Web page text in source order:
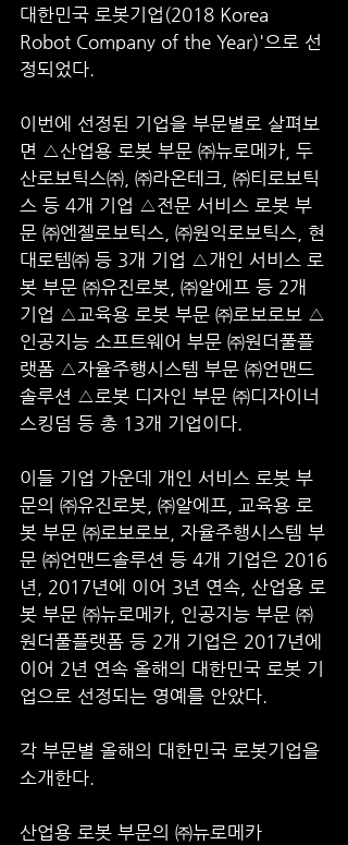
대한민국 로봇기업(2018 Korea
Robot Company of the Year)'으로 선
정되었다.
이번에 선정된 기업을 부문별로 살펴보
면 △산업용 로봇 부문 ㈜뉴로메카, 두
산로보틱스㈜, ㈜라온테크, ㈜티로보틱
스 등 4개 기업 △전문 서비스 로봇 부
문 ㈜엔젤로보틱스, ㈜원익로보틱스, 현
대로템㈜ 등 3개 기업 △개인 서비스 로
봇 부문 ㈜유진로봇, ㈜알에프 등 2개
기업 △교육용 로봇 부문 ㈜로보로보 △
인공지능 소프트웨어 부문 ㈜원더풀플
랫폼 △자율주행시스템 부문 ㈜언맨드
솔루션 △로봇 디자인 부문 ㈜디자이너
스킹덤 등 총 13개 기업이다.
이들 기업 가운데 개인 서비스 로봇 부
문의 ㈜유진로봇, ㈜알에프, 교육용 로
봇 부문 ㈜로보로보, 자율주행시스템 부
문 ㈜언맨드솔루션 등 4개 기업은 2016
년, 2017년에 이어 3년 연속, 산업용 로
봇 부문 ㈜뉴로메카, 인공지능 부문 ㈜
원더풀플랫폼 등 2개 기업은 2017년에
이어 2년 연속 올해의 대한민국 로봇 기
업으로 선정되는 영예를 안았다.
각 부문별 올해의 대한민국 로봇기업을
소개한다.
산업용 로봇 부문의 ㈜뉴로메카